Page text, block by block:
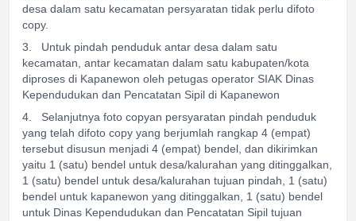
desa dalam satu kecamatan persyaratan tidak perlu difoto
copy.
3. Untuk pindah penduduk antar desa dalam satu
kecamatan, antar kecamatan dalam satu kabupaten/kota
diproses di Kapanewon oleh petugas operator SIAK Dinas
Kependudukan dan Pencatatan Sipil di Kapanewon
4. Selanjutnya foto copyan persyaratan pindah penduduk
yang telah difoto copy yang berjumlah rangkap 4 (empat)
tersebut disusun menjadi 4 (empat) bendel, dan dikirimkan
yaitu 1 (satu) bendel untuk desa/kalurahan yang ditinggalkan,
1 (satu) bendel untuk desa/kalurahan tujuan pindah, 1 (satu)
bendel untuk kapanewon yang ditinggalkan, 1 (satu) bendel
untuk Dinas Kependudukan dan Pencatatan Sipil tujuan